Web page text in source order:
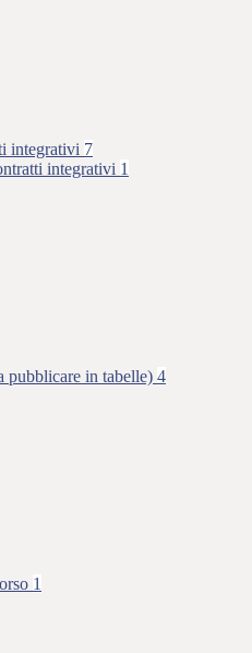
integrativi 7
integrativi 1
pubblicare in tabelle) 4
1